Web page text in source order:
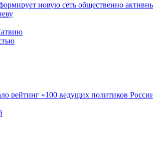
новую сеть общественно
рейтинг «100 ведущих политиков